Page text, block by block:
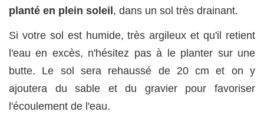
planté en plein soleil, dans un sol très drainant.
Si votre sol est humide, très argileux et qu'il retient
l'eau en excès, n'hésitez pas à le planter sur une
butte. Le sol sera rehaussé de 20 cm et on y
ajoutera du sable et du gravier pour favoriser
l'écoulement de l'eau.